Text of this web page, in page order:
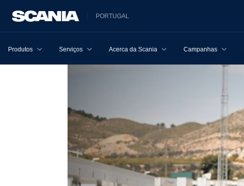
PORTUGAL
Produtos Serviços Acerca da Scania Campanhas